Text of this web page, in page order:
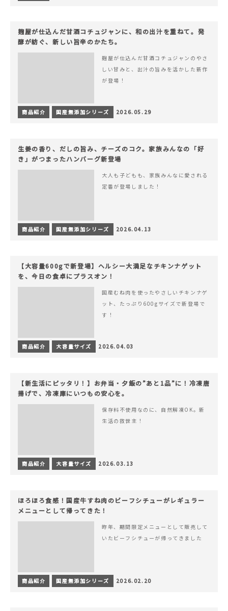
麹屋が仕込んだ甘酒コチュジャンに、和の出汁を重ねて。発
酵が紡ぐ、新しい旨辛のかたち。
麹屋が仕込んだ甘酒コチュジャンのやさ
しい甘みと、出汁の旨みを活かした新作
が登場！
商品紹介 国産無添加シリーズ 2026.05.29
生姜の香り、だしの旨み、チーズのコク。家族みんなの「好
き」がつまったハンバーグ新登場
大人も子どもも、家族みんなに愛される
定番が登場しました！
商品紹介 国産無添加シリーズ 2026.04.13
【大容量600gで新登場】ヘルシー大満足なチキンナゲット
を、今日の食卓にプラスオン！
国産むね肉を使ったやさしいチキンナゲ
ット、たっぷり600gサイズで新登場で
す！
商品紹介 大容量サイズ 2026.04.03
【新生活にピッタリ！】お弁当・夕飯の”あと1品”に！冷凍唐
揚げで、冷凍庫にいつもの安心を。
保存料不使用なのに、自然解凍OK。新
生活の救世主！
商品紹介 大容量サイズ 2026.03.13
ほろほろ食感！国産牛すね肉のビーフシチューがレギュラー
メニューとして帰ってきた！
昨年、期間限定メニューとして販売して
いたビーフシチューが帰ってきました
商品紹介 国産無添加シリーズ 2026.02.20